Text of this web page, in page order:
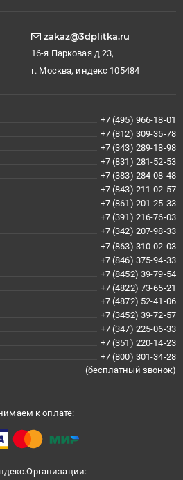
zakaz@3dplitka.ru
16-я Парковая д.23,
г. Москва, индекс 105484
+7 (495) 966-18-01
+7 (812) 309-35-78
+7 (343) 289-18-98
+7 (831) 281-52-53
+7 (383) 284-08-48
+7 (843) 211-02-57
+7 (861) 201-25-33
+7 (391) 216-76-03
+7 (342) 207-98-33
+7 (863) 310-02-03
+7 (846) 375-94-33
+7 (8452) 39-79-54
+7 (4822) 73-65-21
+7 (4872) 52-41-06
+7 (3452) 39-72-57
+7 (347) 225-06-33
+7 (351) 220-14-23
+7 (800) 301-34-28
(бесплатный звонок)
к оплате: